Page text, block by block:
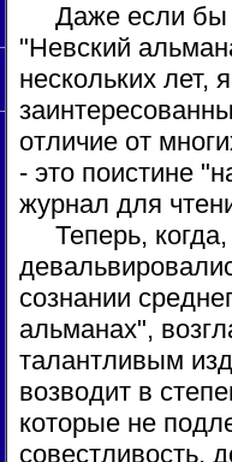
Даже если бы
"Невский
нескольких лет,
отличие от
- это поистине
журнал для
Теперь,
сознании
альманах",
талантливым
возводит в
которые не
совестливость,